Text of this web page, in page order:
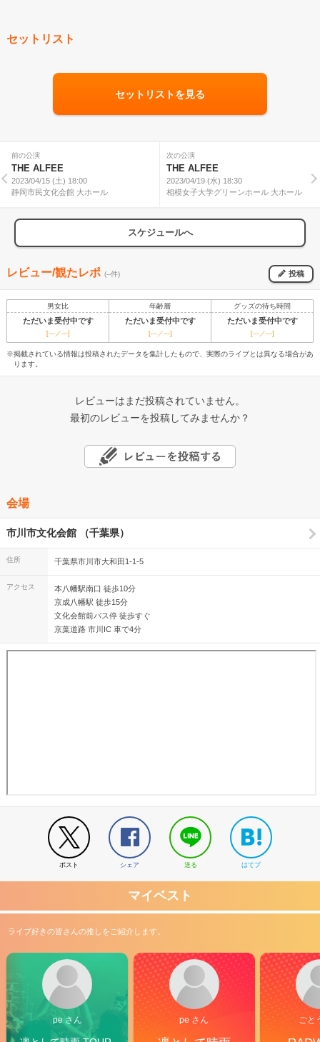
セットリスト
セットリストを見る
前の公演
THE ALFEE
2023/04/15 (土) 18:00
静岡市民文化会館 大ホール
次の公演
THE ALFEE
2023/04/19 (水) 18:30
相模女子大学グリーンホール 大ホール
スケジュールへ
レビュー/観たレポ (--件) 投稿
男女比 年齢層 グッズの待ち時間
ただいま受付中です ただいま受付中です ただいま受付中です
[---／---] [---／---] [---／---]
※掲載されている情報は投稿されたデータを集計したもので、実際のライブとは異なる場合があ
ります。
レビューはまだ投稿されていません。
最初のレビューを投稿してみませんか？
会場
市川市文化会館 （千葉県）
住所 千葉県市川市大和田1-1-5
アクセス
本八幡駅南口 徒歩10分
京成八幡駅 徒歩15分
文化会館前バス停 徒歩すぐ
京葉道路 市川IC 車で4分
ポスト シェア 送る はてブ
マイベスト
ライブ好きの皆さんの推しをご紹介します。
pe さん pe さん ごと